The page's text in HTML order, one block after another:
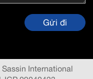
International